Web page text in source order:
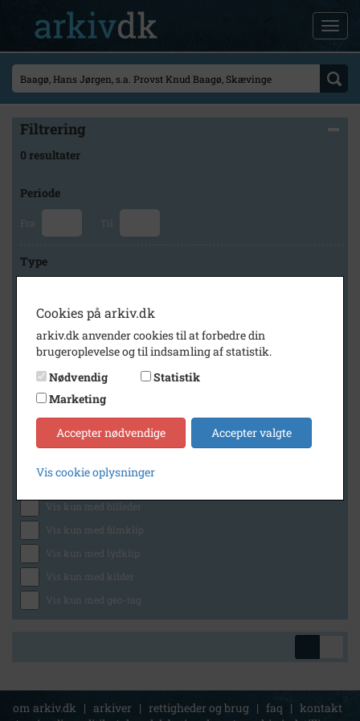
Filtrering
0 resultater
Periode
Fra Til
Type
Arkiv
Lokalhistorisk Forening for Skævinge og Omegn
Generelt
Vis kun med billeder
Vis kun med filmklip
Vis kun med lydklip
Vis kun med kilder
Vis kun med geo-tag
om arkiv.dk | arkiver | rettigheder og brug | faq | kontakt
Cookies på arkiv.dk
arkiv.dk anvender cookies til at forbedre din
brugeroplevelse og til indsamling af statistik.
Nødvendig
Statistik
Marketing
Accepter nødvendige Accepter valgte
Vis cookie oplysninger